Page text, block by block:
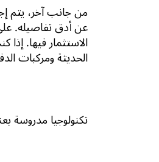
من جانب آخر، يتم
عن أدق تفاصيله.
الاستثمار فيها.
الحديثة ومركبات
تكنولوجيا مدروسة